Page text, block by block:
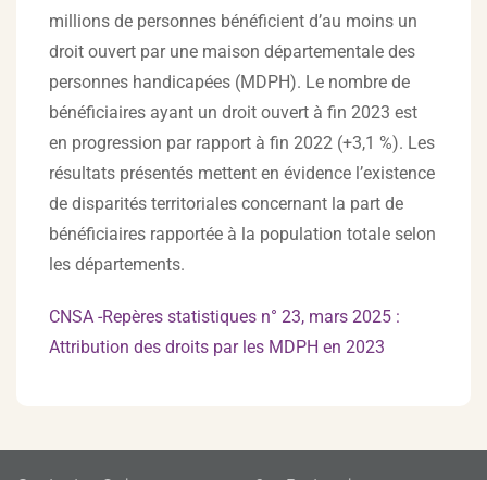
millions de personnes bénéficient d’au moins un
droit ouvert par une maison départementale des
personnes handicapées (MDPH). Le nombre de
bénéficiaires ayant un droit ouvert à fin 2023 est
en progression par rapport à fin 2022 (+3,1 %). Les
résultats présentés mettent en évidence l’existence
de disparités territoriales concernant la part de
bénéficiaires rapportée à la population totale selon
les départements.
CNSA -Repères statistiques n° 23, mars 2025 :
Attribution des droits par les MDPH en 2023